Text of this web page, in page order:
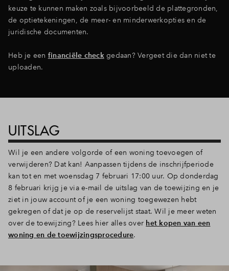
keuze te kunnen maken zoals bijvoorbeeld de plattegronden,
de optietekeningen, de meer- en minderwerkopties en de
juridische documenten.
Heb je een financiële checkgedaan? Vergeet die dan niet te
uploaden.
UITSLAG
Wil je een andere volgorde of een woning toevoegen of
verwijderen? Dat kan! Aanpassen tijdens de inschrijfperiode
kan tot en met woensdag 7 februari 17:00 uur. Op donderdag
8 februari krijg je via e-mail de uitslag van de toewijzing en je
ziet in jouw account of je een woning toegewezen hebt
gekregen of dat je op de reservelijst staat. Wil je meer weten
over de toewijzing? Lees hier alles over het kopen van een
woning en de toewijzingsprocedure.